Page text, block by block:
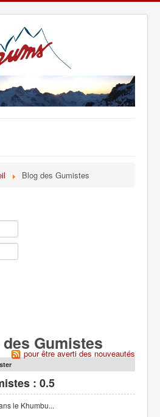
Blog des Gumistes
Gumistes
pour être averti des nouveautés
: 0.5
le Khumbu...